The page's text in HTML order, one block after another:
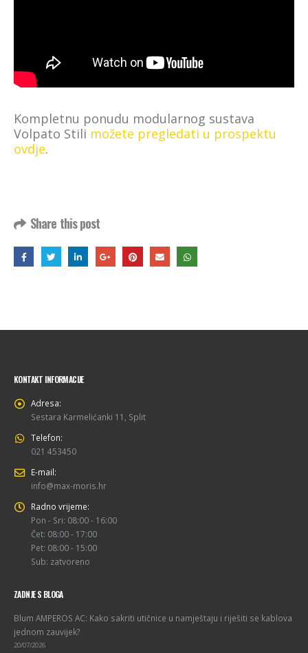
Kompletnu ponudu modularnog sustava
Volpato Stili možete pregledati u prospektu
ovdje.
Share this post
KONTAKT INFORMACIJE
Adresa:
Sestara Karmelićanki 11, Split
Telefon:
021 453450
E-mail:
info@max-moris.hr
Radno vrijeme:
Pon - Sri: 08:00 - 16:00
Čet: 08:00 - 17:00
Pet: 08:00 - 15:00
Sub: zatvoreno
ZADNJE S BLOGA
Blum AMPEROS AC: Kako sakriti utičnice u namještaju i riješiti se kablova
jednom zauvijek?
20/07/2026